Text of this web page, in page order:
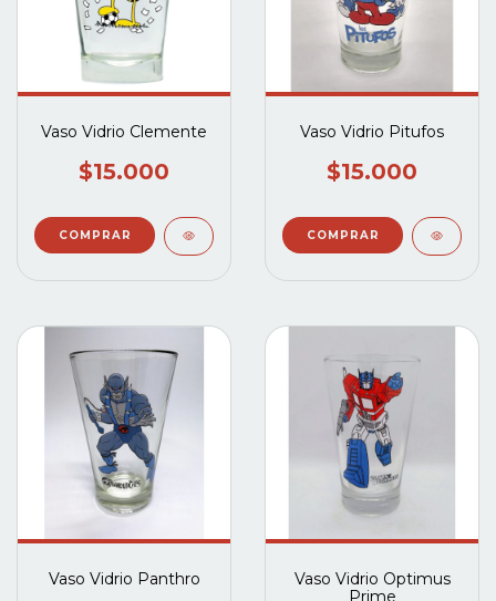
Vaso Vidrio Clemente
$15.000
Vaso Vidrio Pitufos
$15.000
Vaso Vidrio Panthro
Vaso Vidrio Optimus
Prime